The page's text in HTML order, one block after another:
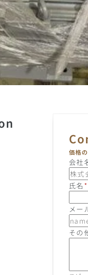
価格
会社
氏名 *
メー
その